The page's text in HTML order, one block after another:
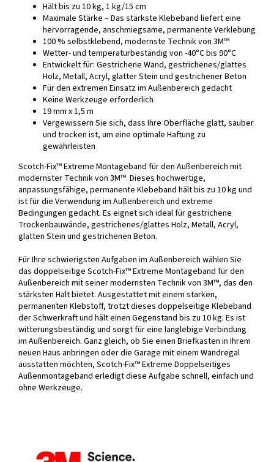
Hält bis zu 10 kg, 1 kg/15 cm
Maximale Stärke – Das stärkste Klebeband liefert eine
hervorragende, anschmiegsame, permanente Verklebung
100 % selbstklebend, modernste Technik von 3M™
Wetter- und temperaturbeständig von -40°C bis 90°C
Entwickelt für: Gestrichene Wand, gestrichenes/glattes
Holz, Metall, Acryl, glatter Stein und gestrichener Beton
Für den extremen Einsatz im Außenbereich gedacht
Keine Werkzeuge erforderlich
19 mm x 1,5 m
Vergewissern Sie sich, dass Ihre Oberfläche glatt, sauber
und trocken ist, um eine optimale Haftung zu
gewährleisten
Scotch-Fix™ Extreme Montageband für den Außenbereich mit
modernster Technik von 3M™. Dieses hochwertige,
anpassungsfähige, permanente Klebeband hält bis zu 10 kg und
ist für die Verwendung im Außenbereich und extreme
Bedingungen gedacht. Es eignet sich ideal für gestrichene
Trockenbauwände, gestrichenes/glattes Holz, Metall, Acryl,
glatten Stein und gestrichenen Beton.
Für Ihre schwierigsten Aufgaben im Außenbereich wählen Sie
das doppelseitige Scotch-Fix™ Extreme Montageband für den
Außenbereich mit seiner modernsten Technik von 3M™, das den
stärksten Halt bietet. Ausgestattet mit einem starken,
permanenten Klebstoff, trotzt dieses doppelseitige Klebeband
der Schwerkraft und hält einen Gegenstand bis zu 10 kg. Es ist
witterungsbeständig und sorgt für eine langlebige Verbindung
im Außenbereich. Ganz gleich, ob Sie einen Briefkasten in Ihrem
neuen Haus anbringen oder die Garage mit einem Wandregal
ausstatten möchten, Scotch-Fix™ Extreme Doppelseitiges
Außenmontageband erledigt diese Aufgabe schnell, einfach und
ohne Werkzeuge.